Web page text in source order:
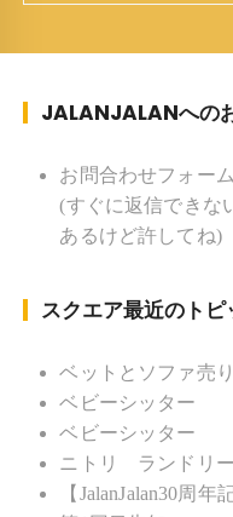
ク ソ
督 BKKソフ
ぼん 」監督 マレー
イ歴 ：
JALANJALANへの
お問合わせフォーム
(すぐに返信できな
あるけど許してね)
スクエア最近のトピ
ベットとソファ売
ベビーシッター
ベビーシッター
ニトリ ランドリ
【JalanJalan30周